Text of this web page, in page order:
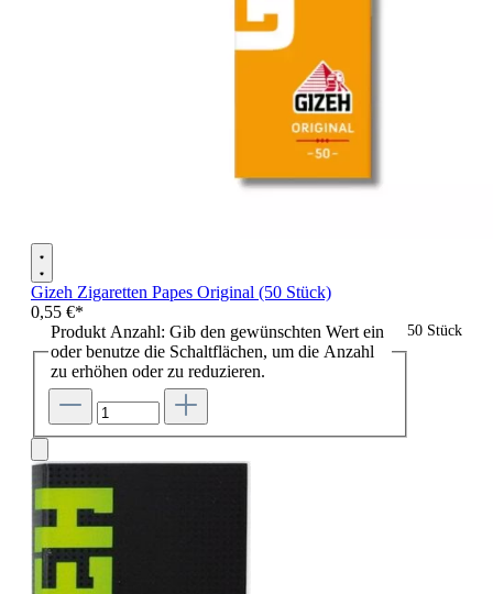
Gizeh Zigaretten Papes Original (50 Stück)
0,55 €*
50 Stück
Produkt Anzahl: Gib den gewünschten Wert ein
oder benutze die Schaltflächen, um die Anzahl
zu erhöhen oder zu reduzieren.